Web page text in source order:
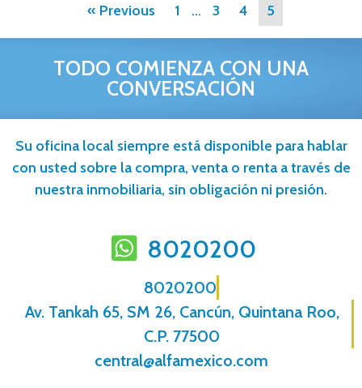
« Previous 1 … 3 4 5
TODO COMIENZA CON UNA
CONVERSACIÓN
Su oficina local siempre está disponible para hablar
con usted sobre la compra, venta o renta a través de
nuestra inmobiliaria, sin obligación ni presión.
8020200
8020200
Av. Tankah 65, SM 26, Cancún, Quintana Roo,
C.P. 77500
central@alfamexico.com